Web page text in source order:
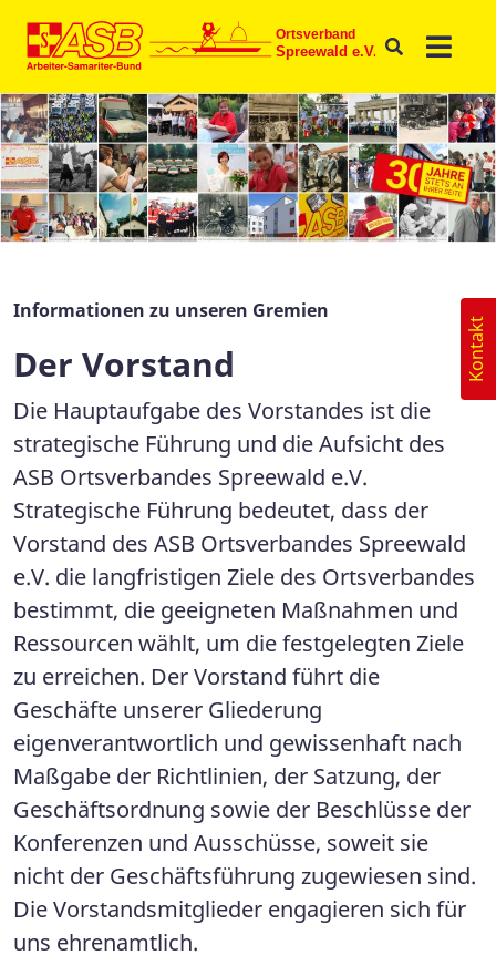
Informationen zu unseren Gremien
Der Vorstand
Die Hauptaufgabe des Vorstandes ist die
strategische Führung und die Aufsicht des
ASB Ortsverbandes Spreewald e.V.
Strategische Führung bedeutet, dass der
Vorstand des ASB Ortsverbandes Spreewald
e.V. die langfristigen Ziele des Ortsverbandes
bestimmt, die geeigneten Maßnahmen und
Ressourcen wählt, um die festgelegten Ziele
zu erreichen. Der Vorstand führt die
Geschäfte unserer Gliederung
eigenverantwortlich und gewissenhaft nach
Maßgabe der Richtlinien, der Satzung, der
Geschäftsordnung sowie der Beschlüsse der
Konferenzen und Ausschüsse, soweit sie
nicht der Geschäftsführung zugewiesen sind.
Die Vorstandsmitglieder engagieren sich für
uns ehrenamtlich.
Kontakt